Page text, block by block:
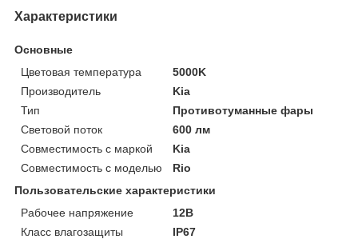
Характеристики
Основные
Цветовая температура
5000K
Производитель
Kia
Тип
Противотуманные фары
Световой поток
600 лм
Совместимость с маркой
Kia
Совместимость с моделью
Rio
Пользовательские характеристики
Рабочее напряжение
12В
Класс влагозащиты
IP67